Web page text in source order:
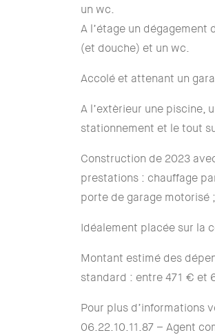
un wc.
A l’étage un dégagement
(et douche) et un wc.
Accolé et attenant un
A l’extèrieur une piscine,
stationnement et le tout
Construction de 2023
prestations : chauffage
porte de garage
Idéalement placée sur la
Montant estimé des
standard : entre 471 € et
Pour plus d’informations
06.22.10.11.87 – Agent